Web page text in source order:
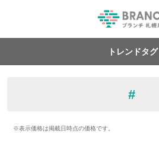
トレンドタグ
※表示価格は掲載日時点の価格です。